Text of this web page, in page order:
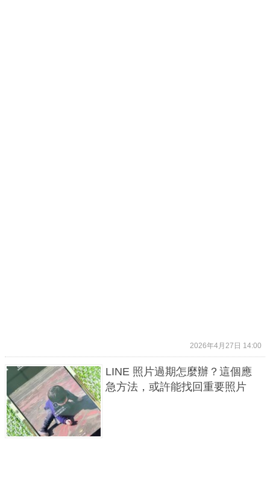
2026年4月27日 14:00
LINE 照片過期怎麼辦？這個應
急方法，或許能找回重要照片